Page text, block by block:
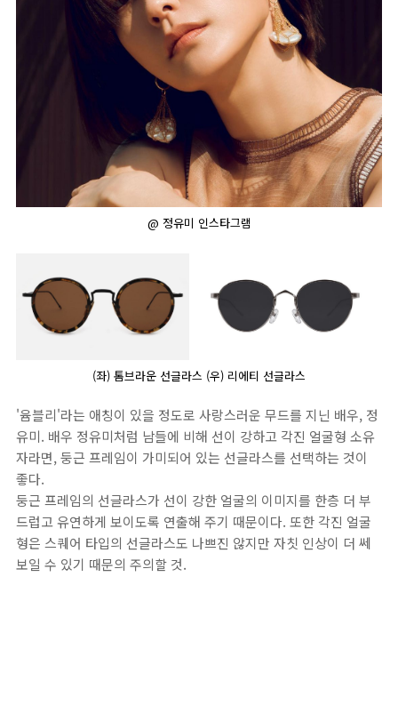
@ 정유미 인스타그램
(좌) 톰브라운 선글라스 (우) 리에티 선글라스
'윰블리'라는 애칭이 있을 정도로 사랑스러운 무드를 지닌 배우, 정
유미. 배우 정유미처럼 남들에 비해 선이 강하고 각진 얼굴형 소유
자라면, 둥근 프레임이 가미되어 있는 선글라스를 선택하는 것이
좋다.
둥근 프레임의 선글라스가 선이 강한 얼굴의 이미지를 한층 더 부
드럽고 유연하게 보이도록 연출해 주기 때문이다. 또한 각진 얼굴
형은 스퀘어 타입의 선글라스도 나쁘진 않지만 자칫 인상이 더 쎄
보일 수 있기 때문의 주의할 것.